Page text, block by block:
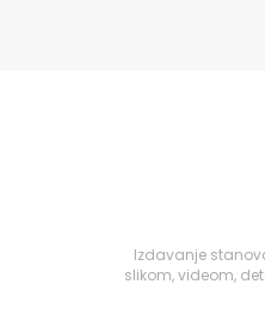
Izdavanje
slikom, videom,